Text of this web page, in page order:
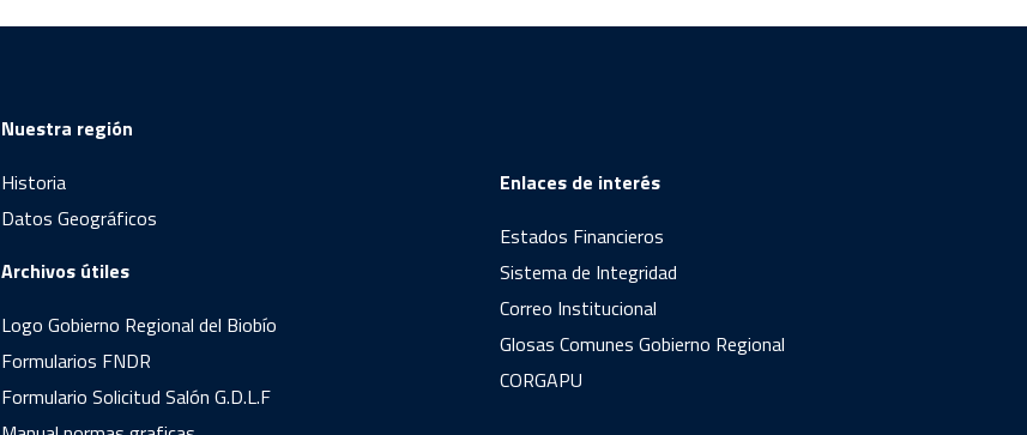
Nuestra región
Historia
Datos Geográficos
Archivos útiles
Logo Gobierno Regional del Biobío
Formularios FNDR
Formulario Solicitud Salón G.D.L.F
Enlaces de interés
Estados Financieros
Sistema de Integridad
Correo Institucional
Glosas Comunes Gobierno Regional
CORGAPU